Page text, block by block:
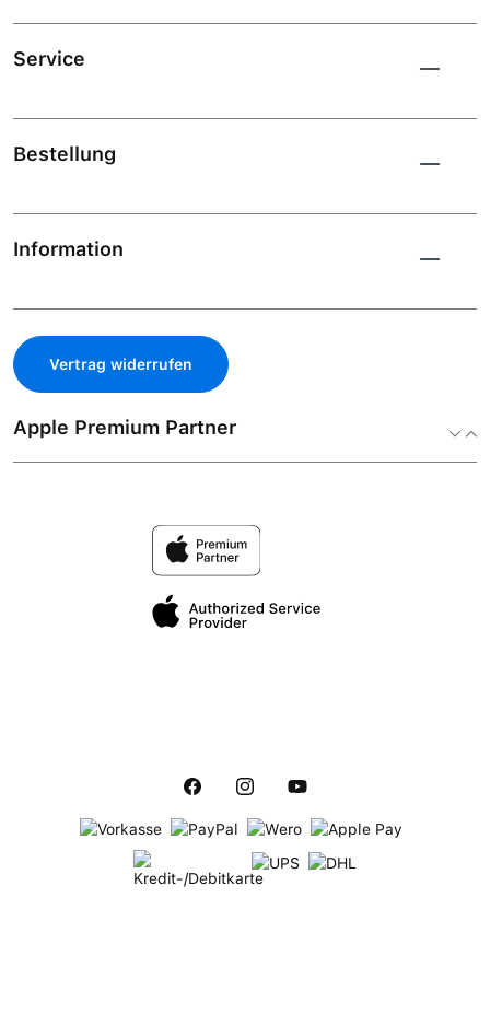
Service
Bestellung
Information
Vertrag widerrufen
Apple Premium Partner